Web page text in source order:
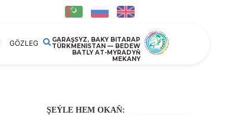
GÖZLEG
GARAŞSYZ, BAKY BITARAP
TÜRKMENISTAN — BEDEW
BATLY AT-MYRADYŇ
MEKANY
ŞEÝLE HEM OKAŇ: